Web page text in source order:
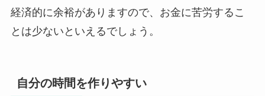
経済的に余裕がありますので、お金に苦労するこ
とは少ないといえるでしょう。
自分の時間を作りやすい